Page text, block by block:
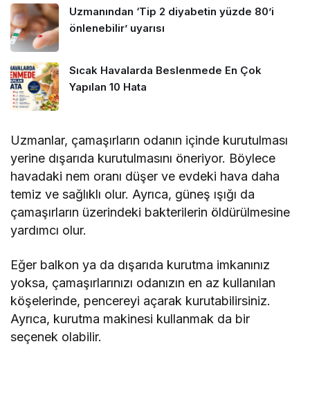
Uzmanından ‘Tip 2 diyabetin yüzde 80’i
önlenebilir’ uyarısı
Sıcak Havalarda Beslenmede En Çok
Yapılan 10 Hata
Uzmanlar, çamaşırların odanın içinde kurutulması
yerine dışarıda kurutulmasını öneriyor. Böylece
havadaki nem oranı düşer ve evdeki hava daha
temiz ve sağlıklı olur. Ayrıca, güneş ışığı da
çamaşırların üzerindeki bakterilerin öldürülmesine
yardımcı olur.
Eğer balkon ya da dışarıda kurutma imkanınız
yoksa, çamaşırlarınızı odanızın en az kullanılan
köşelerinde, pencereyi açarak kurutabilirsiniz.
Ayrıca, kurutma makinesi kullanmak da bir
seçenek olabilir.